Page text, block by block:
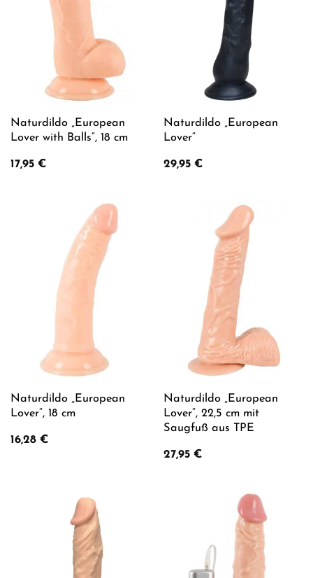
Naturdildo „European
Lover with Balls“, 18 cm
17,95 €
Naturdildo „European
Lover“
29,95 €
Naturdildo „European
Lover“, 18 cm
16,28 €
Naturdildo „European
Lover“, 22,5 cm mit
Saugfuß aus TPE
27,95 €